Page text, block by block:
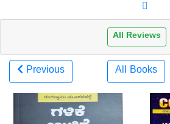
All Reviews
Previous All Books